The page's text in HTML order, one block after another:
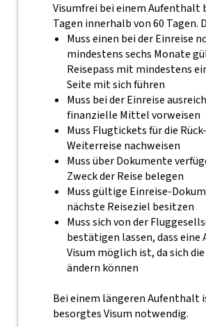
Visumfrei bei einem Aufenthalt
Tagen innerhalb von 60 Tagen.
Muss einen bei der Einreise
mindestens sechs Monate
Reisepass mit mindestens
Seite mit sich führen
Muss bei der Einreise
finanzielle Mittel vorweisen
Muss Flugtickets für die
Weiterreise nachweisen
Muss über Dokumente
Zweck der Reise belegen
Muss gültige Einreise-
nächste Reiseziel besitzen
Muss sich von der
bestätigen lassen, dass eine
Visum möglich ist, da sich
ändern können
Bei einem längeren Aufenthalt
besorgtes Visum notwendig.